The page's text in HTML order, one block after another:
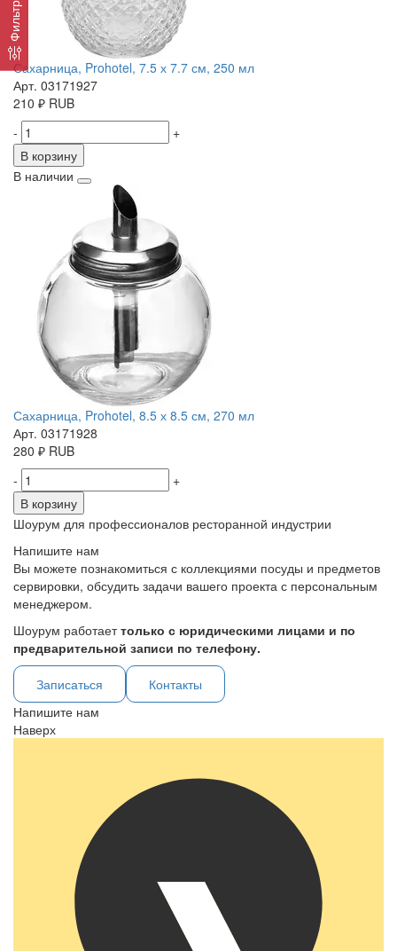
Фильтр
Сахарница, Prohotel, 7.5 х 7.7 см, 250 мл
Арт. 03171927
210 ₽ RUB
-
+
В корзину
В наличии
Сахарница, Prohotel, 8.5 х 8.5 см, 270 мл
Арт. 03171928
280 ₽ RUB
-
+
В корзину
Шоурум для профессионалов ресторанной индустрии
Напишите нам
Вы можете познакомиться с коллекциями посуды и предметов
сервировки, обсудить задачи вашего проекта с персональным
менеджером.
Шоурум работаеттолько с юридическими лицами и по
предварительной записи по телефону.
Записаться
Контакты
Напишите нам
Наверх